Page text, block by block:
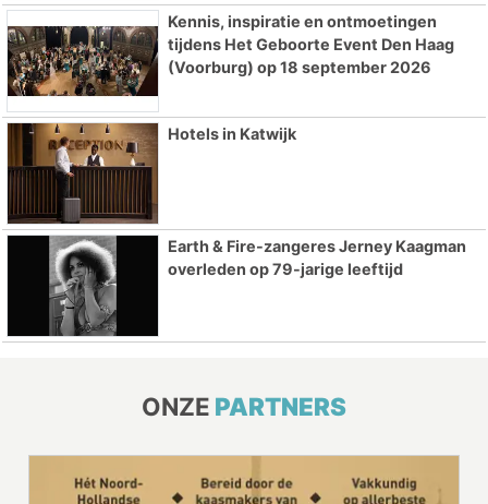
Kennis, inspiratie en ontmoetingen
tijdens Het Geboorte Event Den Haag
(Voorburg) op 18 september 2026
Hotels in Katwijk
Earth & Fire-zangeres Jerney Kaagman
overleden op 79-jarige leeftijd
ONZE PARTNERS